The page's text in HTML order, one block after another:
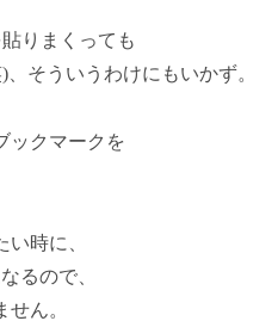
りまくっても
そういうわけにもいかず。
ックマークを
時に、
るので、
ん。